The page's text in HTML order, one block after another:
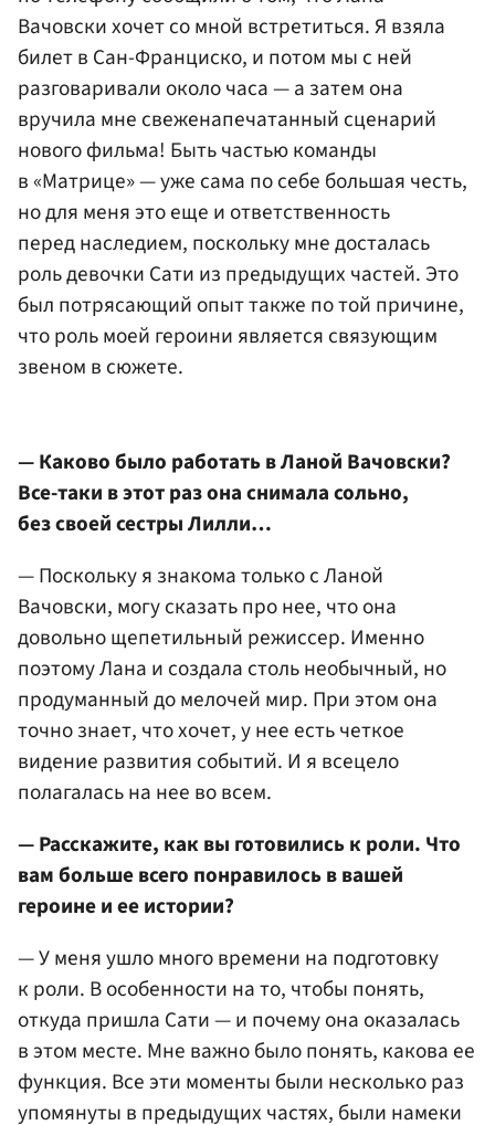
Вачовски хочет со мной встретиться. Я взяла
билет в Сан-Франциско, и потом мы с ней
разговаривали около часа — а затем она
вручила мне свеженапечатанный сценарий
нового фильма! Быть частью команды
в «Матрице» — уже сама по себе большая честь,
но для меня это еще и ответственность
перед наследием, поскольку мне досталась
роль девочки Сати из предыдущих частей. Это
был потрясающий опыт также по той причине,
что роль моей героини является связующим
звеном в сюжете.
— Каково было работать в Ланой Вачовски?
Все-таки в этот раз она снимала сольно,
без своей сестры Лилли…
— Поскольку я знакома только с Ланой
Вачовски, могу сказать про нее, что она
довольно щепетильный режиссер. Именно
поэтому Лана и создала столь необычный, но
продуманный до мелочей мир. При этом она
точно знает, что хочет, у нее есть четкое
видение развития событий. И я всецело
полагалась на нее во всем.
— Расскажите, как вы готовились к роли. Что
вам больше всего понравилось в вашей
героине и ее истории?
— У меня ушло много времени на подготовку
к роли. В особенности на то, чтобы понять,
откуда пришла Сати — и почему она оказалась
в этом месте. Мне важно было понять, какова ее
функция. Все эти моменты были несколько раз
упомянуты в предыдущих частях, были намеки